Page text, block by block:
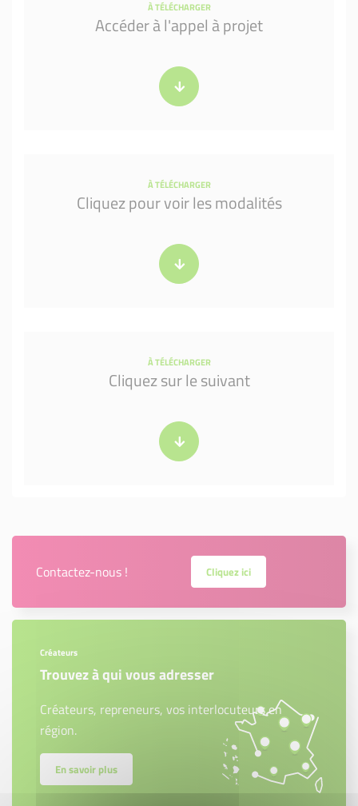
À TÉLÉCHARGER
Accéder à l'appel à projet
À TÉLÉCHARGER
Cliquez pour voir les modalités
À TÉLÉCHARGER
Cliquez sur le suivant
Contactez-nous ! Cliquez ici
Créateurs
Trouvez à qui vous adresser
Créateurs, repreneurs, vos interlocuteurs en
région.
En savoir plus